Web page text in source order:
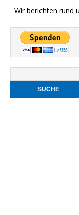
Wir berichten rund